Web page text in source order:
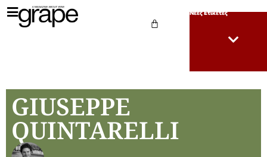
Νέες Ετικέτες
GIUSEPPE
QUINTARELLI